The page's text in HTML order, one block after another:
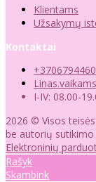
Klientams
Užsakymų
Kontaktai
I-IV: 08.00-
2026 © Visos
be autorių sutikimo
Elektroninių
Rašyk
Skambink